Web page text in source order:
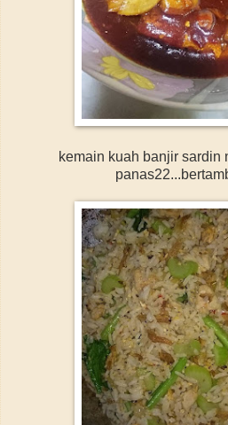
kemain kuah banjir sardin